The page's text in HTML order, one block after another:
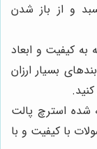
و از باز شدن
به کیفیت و ابعاد
بسیار ارزان
شده استرچ پالت
با کیفیت و با